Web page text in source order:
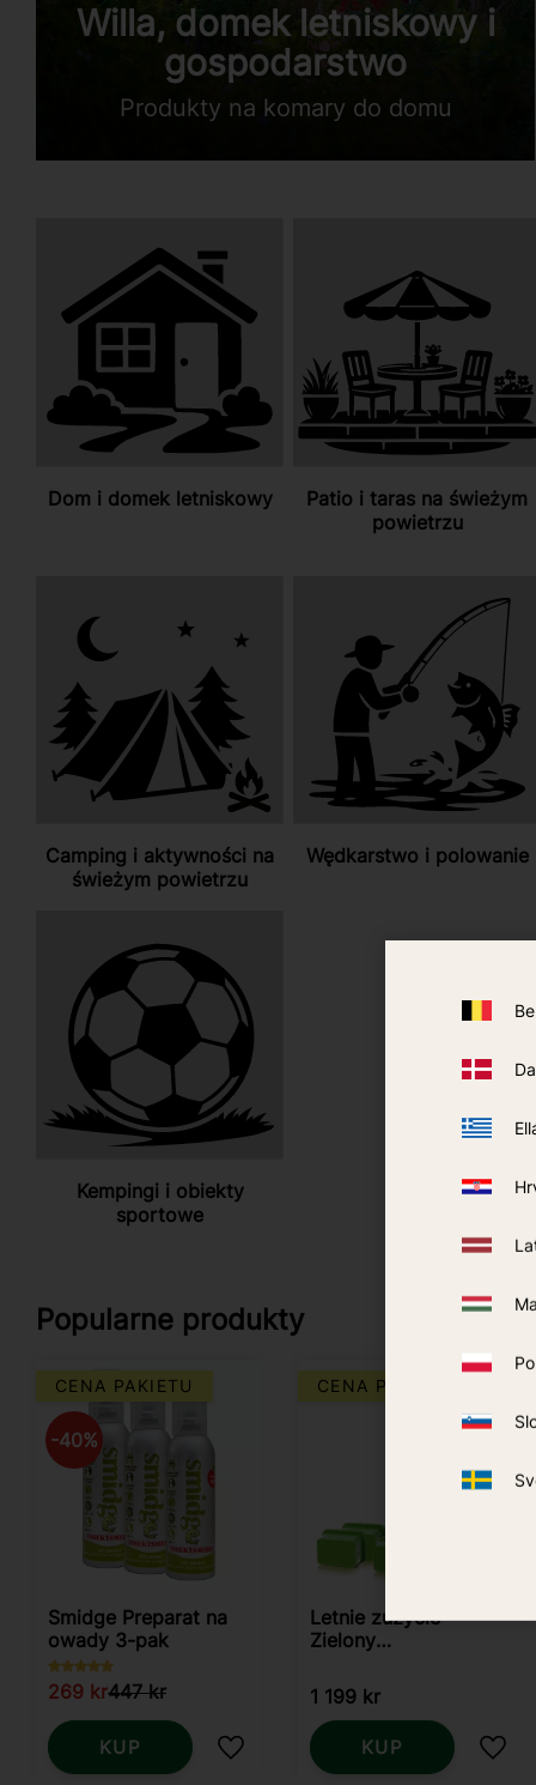
Willa, domek letniskowy i
gospodarstwo
Produkty na komary do domu
Dom i domek letniskowy
Patio i taras na świeżym
powietrzu
Camping i aktywności na
świeżym powietrzu
Wędkarstwo i polowanie
Kempingi i obiekty
sportowe
Popularne produkty
Smidge Preparat na
owady 3-pak
269 kr447kr
40%
CENA PAKIETU
Dodaj do ulubionych
KUP
Letnie zużycie-
Zielony
1 199kr
CENA PAKIETU
KUP